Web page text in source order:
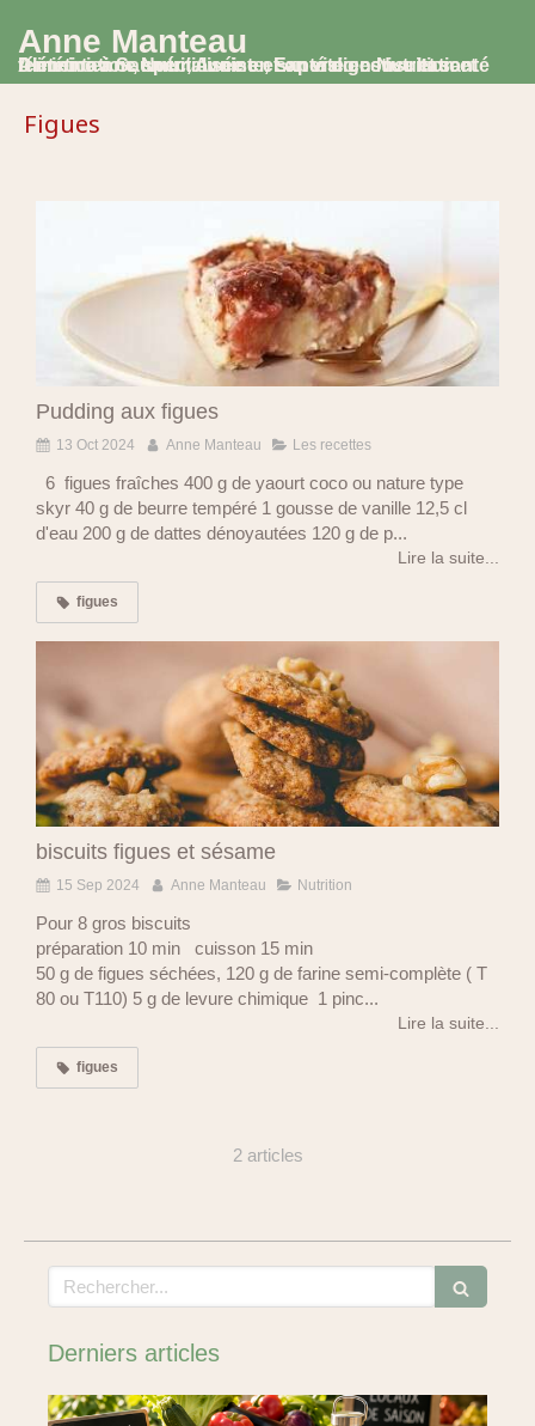
Anne Manteau
Diététicienne Nutritionniste, Experte en Nutrition et Alimentation, spécialisée en santé digestive et santé féminine à Saumur, Avoine et en visio consultation
Figues
Pudding aux figues
13 Oct 2024 Anne Manteau Les recettes
6 figues fraîches 400 g de yaourt coco ou nature type
skyr 40 g de beurre tempéré 1 gousse de vanille 12,5 cl
d'eau 200 g de dattes dénoyautées 120 g de p...
Lire la suite...
figues
biscuits figues et sésame
15 Sep 2024 Anne Manteau Nutrition
Pour 8 gros biscuits
préparation 10 min cuisson 15 min
50 g de figues séchées, 120 g de farine semi-complète ( T
80 ou T110) 5 g de levure chimique 1 pinc...
Lire la suite...
figues
2 articles
Rechercher
Derniers articles